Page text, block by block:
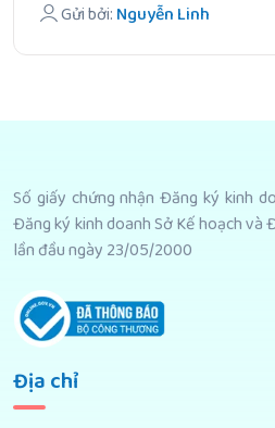
Gửi bởi: Nguyễn Linh
Số giấy chứng nhận Đăng ký kinh
Đăng ký kinh doanh Sở Kế hoạch và
lần đầu ngày 23/05/2000
Địa chỉ